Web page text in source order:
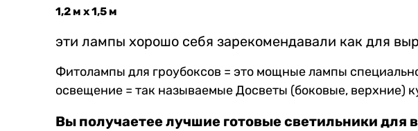
1,2 м х 1,5 м
эти лампы хорошо себя зарекомендавали как для
Фитолампы для гроубоксов = это мощные лампы
освещение = так называемые Досветы (боковые, верхние)
Вы получаетее лучшие готовые светильники для